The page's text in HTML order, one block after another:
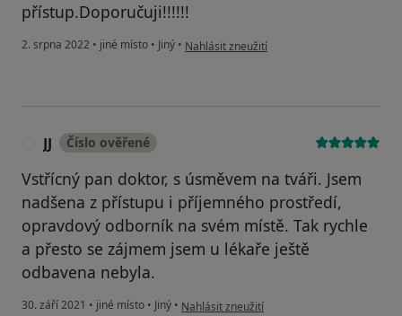
přístup.Doporučuji!!!!!!
2. srpna 2022 • jiné místo • Jiný • podle názoru uživatele Tomáš Slanina
Nahlásit zneužití
JJ Číslo ověřené
Vstřícný pan doktor, s úsměvem na tváři. Jsem
nadšena z přístupu i příjemného prostředí,
opravdový odborník na svém místě. Tak rychle
a přesto se zájmem jsem u lékaře ještě
odbavena nebyla.
30. září 2021 • jiné místo • Jiný • podle názoru uživatele JJ
Nahlásit zneužití